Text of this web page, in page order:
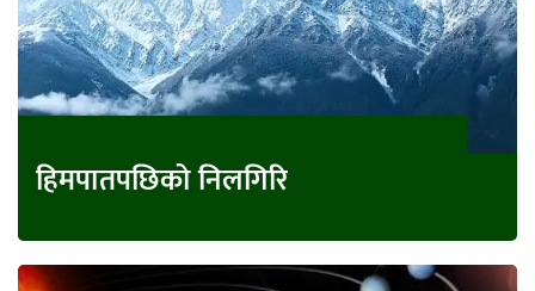
हिमपातपछिको निलगिरि